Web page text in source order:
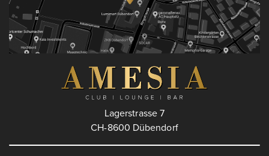
Lagerstrasse 7
CH-8600 Dübendorf